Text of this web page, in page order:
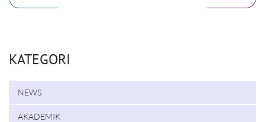
KATEGORI
NEWS
AKADEMIK